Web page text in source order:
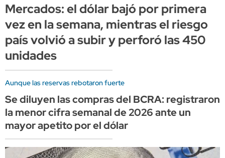
Mercados: el dólar bajó por primera
vez en la semana, mientras el riesgo
país volvió a subir y perforó las 450
unidades
Aunque las reservas rebotaron fuerte
Se diluyen las compras del BCRA: registraron
la menor cifra semanal de 2026 ante un
mayor apetito por el dólar